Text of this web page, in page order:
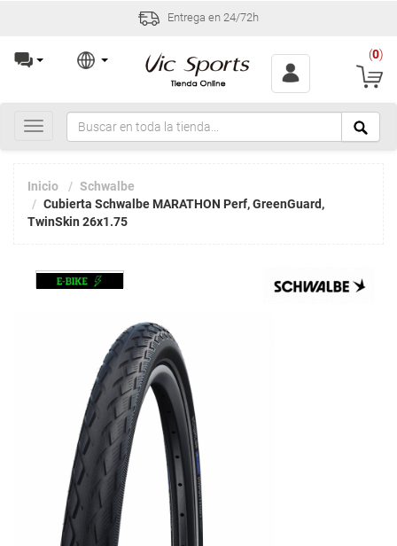
Entrega en 24/72h
(0)
Toggle
navigation
Inicio
Schwalbe
Cubierta Schwalbe MARATHON Perf, GreenGuard,
TwinSkin 26x1.75